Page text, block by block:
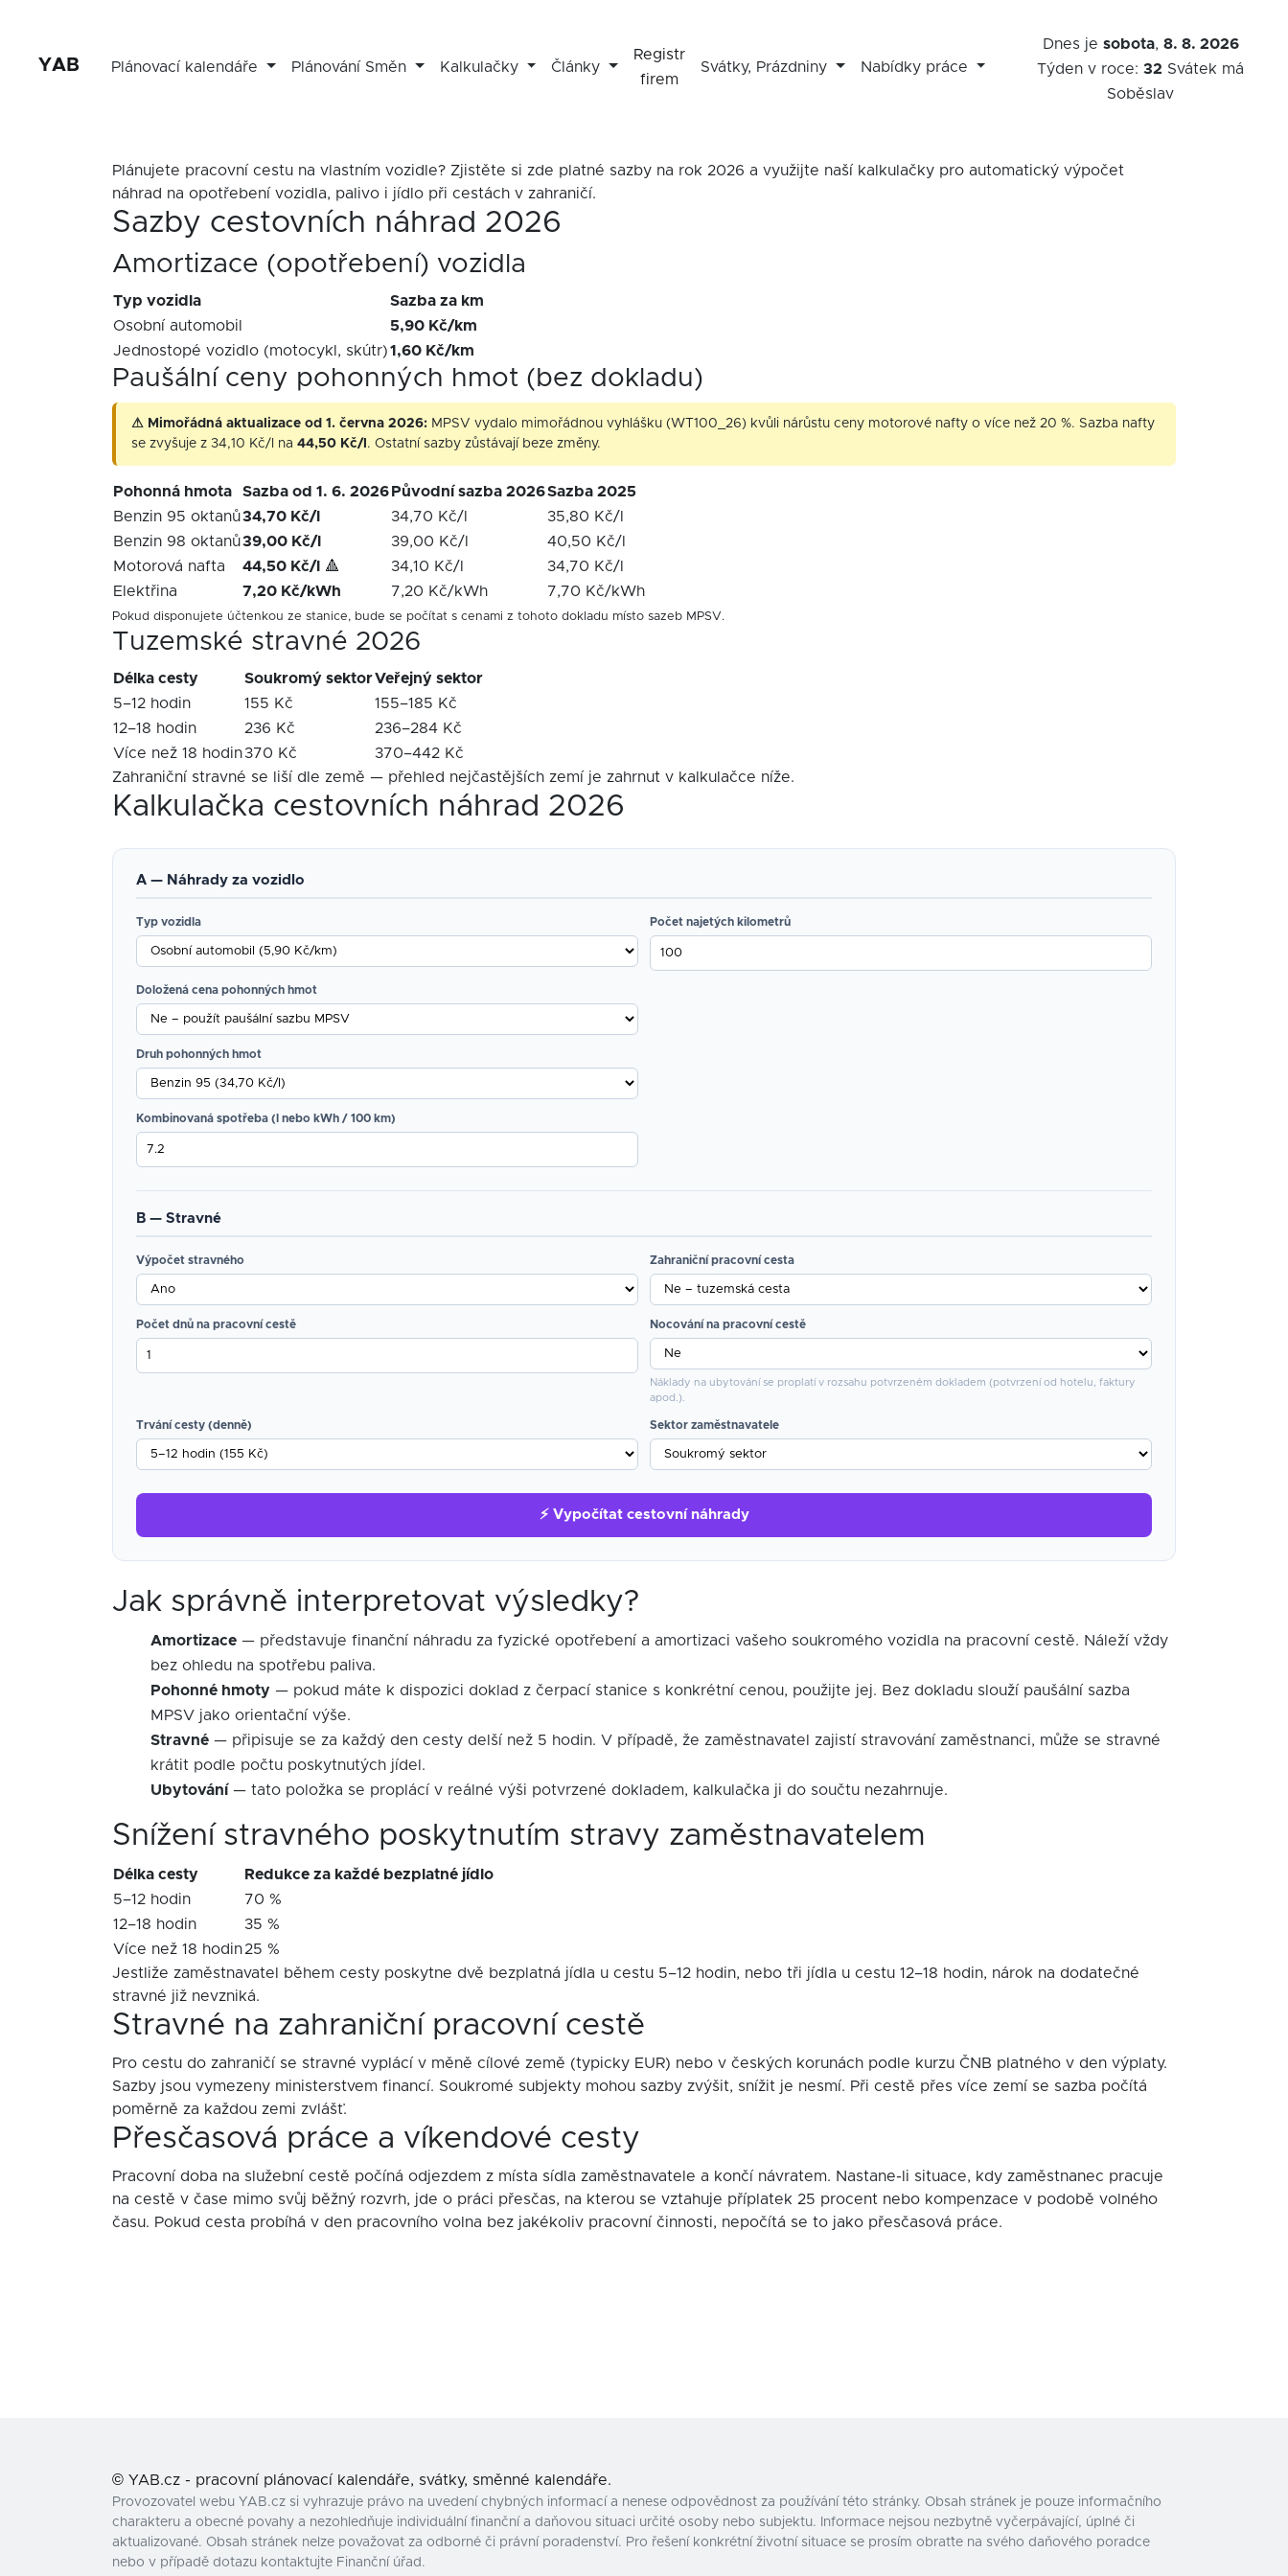
YAB Plánovací kalendáře Plánování Směn Kalkulačky Články
Registr
firem
Svátky, Prázdniny Nabídky práce
Dnes je sobota, 8. 8. 2026
Týden v roce:32 Svátek má
Soběslav
Plánujete pracovní cestu na vlastním vozidle? Zjistěte si zde platné sazby na rok 2026 a využijte naší kalkulačky pro automatický výpočet
náhrad na opotřebení vozidla, palivo i jídlo při cestách v zahraničí.
Sazby cestovních náhrad 2026
Amortizace (opotřebení) vozidla
Typ vozidla
Sazba za km
Osobní automobil
5,90 Kč/km
Jednostopé vozidlo (motocykl, skútr)1,60 Kč/km
Paušální ceny pohonných hmot (bez dokladu)
⚠ Mimořádná aktualizace od 1. června 2026: MPSV vydalo mimořádnou vyhlášku (WT100_26) kvůli nárůstu ceny motorové nafty o více než 20 %. Sazba nafty
se zvyšuje z 34,10 Kč/l na 44,50 Kč/l . Ostatní sazby zůstávají beze změny.
Pohonná hmota Sazba od 1. 6. 2026 Původní sazba 2026Sazba 2025
Benzin 95 oktanů34,70 Kč/l 34,70 Kč/l
35,80 Kč/l
Benzin 98 oktanů39,00 Kč/l 39,00 Kč/l
40,50 Kč/l
Motorová nafta
44,50 Kč/l 🔺 34,10 Kč/l
34,70 Kč/l
Elektřina
7,20 Kč/kWh 7,20 Kč/kWh 7,70 Kč/kWh
Pokud disponujete účtenkou ze stanice, bude se počítat s cenami z tohoto dokladu místo sazeb MPSV.
Tuzemské stravné 2026
Délka cesty Soukromý sektorVeřejný sektor
5–12 hodin
155 Kč
155–185 Kč
12–18 hodin
236 Kč
236–284 Kč
Více než 18 hodin370 Kč
370–442 Kč
Zahraniční stravné se liší dle země — přehled nejčastějších zemí je zahrnut v kalkulačce níže.
Kalkulačka cestovních náhrad 2026
A — Náhrady za vozidlo
Typ vozidla Počet najetých kilometrů
Doložená cena pohonných hmot
Druh pohonných hmot
Kombinovaná spotřeba (l nebo kWh / 100 km)
B — Stravné
Výpočet stravného Zahraniční pracovní cesta
Počet dnů na pracovní cestě Nocování na pracovní cestě
Náklady na ubytování se proplatí v rozsahu potvrzeném dokladem (potvrzení od hotelu, faktury
apod.).
Trvání cesty (denně) Sektor zaměstnavatele
⚡ Vypočítat cestovní náhrady
Jak správně interpretovat výsledky?
Amortizace — představuje finanční náhradu za fyzické opotřebení a amortizaci vašeho soukromého vozidla na pracovní cestě. Náleží vždy
bez ohledu na spotřebu paliva.
Pohonné hmoty — pokud máte k dispozici doklad z čerpací stanice s konkrétní cenou, použijte jej. Bez dokladu slouží paušální sazba
MPSV jako orientační výše.
Stravné — připisuje se za každý den cesty delší než 5 hodin. V případě, že zaměstnavatel zajistí stravování zaměstnanci, může se stravné
krátit podle počtu poskytnutých jídel.
Ubytování — tato položka se proplácí v reálné výši potvrzené dokladem, kalkulačka ji do součtu nezahrnuje.
Snížení stravného poskytnutím stravy zaměstnavatelem
Délka cesty
Redukce za každé bezplatné jídlo
5–12 hodin
70 %
12–18 hodin
35 %
Více než 18 hodin25 %
Jestliže zaměstnavatel během cesty poskytne dvě bezplatná jídla u cestu 5–12 hodin, nebo tři jídla u cestu 12–18 hodin, nárok na dodatečné
stravné již nevzniká.
Stravné na zahraniční pracovní cestě
Pro cestu do zahraničí se stravné vyplácí v měně cílové země (typicky EUR) nebo v českých korunách podle kurzu ČNB platného v den výplaty.
Sazby jsou vymezeny ministerstvem financí. Soukromé subjekty mohou sazby zvýšit, snížit je nesmí. Při cestě přes více zemí se sazba počítá
poměrně za každou zemi zvlášť.
Přesčasová práce a víkendové cesty
Pracovní doba na služební cestě počíná odjezdem z místa sídla zaměstnavatele a končí návratem. Nastane-li situace, kdy zaměstnanec pracuje
na cestě v čase mimo svůj běžný rozvrh, jde o práci přesčas, na kterou se vztahuje příplatek 25 procent nebo kompenzace v podobě volného
času. Pokud cesta probíhá v den pracovního volna bez jakékoliv pracovní činnosti, nepočítá se to jako přesčasová práce.
© YAB.cz - pracovní plánovací kalendáře, svátky, směnné kalendáře.
Provozovatel webu YAB.cz si vyhrazuje právo na uvedení chybných informací a nenese odpovědnost za používání této stránky. Obsah stránek je pouze informačního
charakteru a obecné povahy a nezohledňuje individuální finanční a daňovou situaci určité osoby nebo subjektu. Informace nejsou nezbytně vyčerpávající, úplné či
aktualizované. Obsah stránek nelze považovat za odborné či právní poradenství. Pro řešení konkrétní životní situace se prosím obraťte na svého daňového poradce
nebo v případě dotazu kontaktujte Finanční úřad.